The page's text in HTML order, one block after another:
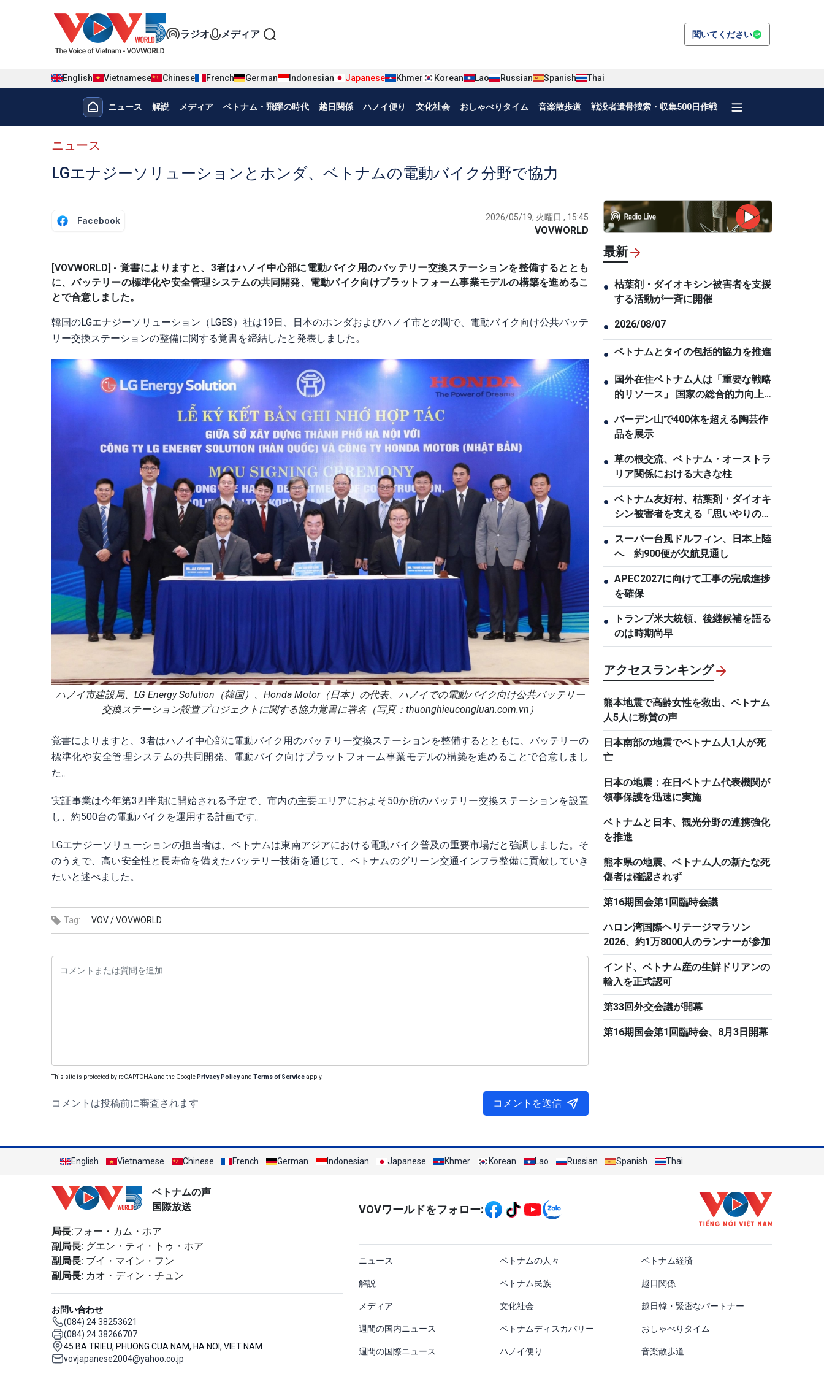
Đa phương tiện tiếng Nhật
ラジオ メディア 聞いてください
English Vietnamese Chinese French German Indonesian Japanese Khmer Korean Lao Russian Spanish Thai
Menu trang chủ tiếng nhật
ニュース 解説 メディア ベトナム・飛躍の時代 越日関係 ハノイ便り 文化社会 おしゃべりタイム 音楽散歩道 戦没者遺骨捜索・収集500日作戦
menu phụ tiếng Nhật
ニュース
LGエナジーソリューションとホンダ、ベトナムの電動バイク分野で協力
Facebook 2026/05/19, 火曜日 , 15:45
VOVWORLD
[VOVWORLD] - 覚書によりますと、3者はハノイ中心部に電動バイク用のバッテリー交換ステーションを整備するととも
に、バッテリーの標準化や安全管理システムの共同開発、電動バイク向けプラットフォーム事業モデルの構築を進めるこ
とで合意しました。
韓国のLGエナジーソリューション（LGES）社は19日、日本のホンダおよびハノイ市との間で、電動バイク向け公共バッテ
リー交換ステーションの整備に関する覚書を締結したと発表しました。
ハノイ市建設局、LG Energy Solution（韓国）、Honda Motor（日本）の代表、ハノイでの電動バイク向け公共バッテリー
交換ステーション設置プロジェクトに関する協力覚書に署名（写真：thuonghieucongluan.com.vn）
覚書によりますと、3者はハノイ中心部に電動バイク用のバッテリー交換ステーションを整備するとともに、バッテリーの
標準化や安全管理システムの共同開発、電動バイク向けプラットフォーム事業モデルの構築を進めることで合意しまし
た。
実証事業は今年第3四半期に開始される予定で、市内の主要エリアにおよそ50か所のバッテリー交換ステーションを設置
し、約500台の電動バイクを運用する計画です。
LGエナジーソリューションの担当者は、ベトナムは東南アジアにおける電動バイク普及の重要市場だと強調しました。そ
のうえで、高い安全性と長寿命を備えたバッテリー技術を通じて、ベトナムのグリーン交通インフラ整備に貢献していき
たいと述べました。
Tag: VOV /VOVWORLD
This site is protected by reCAPTCHA and the Google Privacy Policyand Terms of Serviceapply.
コメントは投稿前に審査されます コメントを送信
最新
● 枯葉剤・ダイオキシン被害者を支援
する活動が一斉に開催
● 2026/08/07
● ベトナムとタイの包括的協力を推進
●
国外在住ベトナム人は「重要な戦略
的リソース」 国家の総合的力向上
に貢献
● バーデン山で400体を超える陶芸作
品を展示
● 草の根交流、ベトナム・オーストラ
リア関係における大きな柱
● ベトナム友好村、枯葉剤・ダイオキ
シン被害者を支える「思いやりの
家」
● スーパー台風ドルフィン、日本上陸
へ 約900便が欠航見通し
● APEC2027に向けて工事の完成進捗
を確保
●
トランプ米大統領、後継候補を語る
のは時期尚早
アクセスランキング
熊本地震で高齢女性を救出、ベトナム
人5人に称賛の声
日本南部の地震でベトナム人1人が死
亡
日本の地震：在日ベトナム代表機関が
領事保護を迅速に実施
ベトナムと日本、観光分野の連携強化
を推進
熊本県の地震、ベトナム人の新たな死
傷者は確認されず
第16期国会第1回臨時会議
ハロン湾国際ヘリテージマラソン
2026、約1万8000人のランナーが参加
インド、ベトナム産の生鮮ドリアンの
輸入を正式認可
第33回外交会議が開幕
第16期国会第1回臨時会、8月3日開幕
English Vietnamese Chinese French German Indonesian Japanese Khmer Korean Lao Russian Spanish Thai
ベトナムの声
国際放送
局長:フォー・カム・ホア
副局長: グエン・ティ・トゥ・ホア
副局長: ブイ・マイン・フン
副局長: カオ・ディン・チュン
お問い合わせ
(084) 24 38253621
(084) 24 38266707
45 BA TRIEU, PHUONG CUA NAM, HA NOI, VIET NAM
vovjapanese2004@yahoo.co.jp
VOVワールドをフォロー:
menu footer tiếng Nhật
ニュース ベトナムの人々 ベトナム経済
解説 ベトナム民族 越日関係
メディア 文化社会 越日韓・緊密なパートナー
週間の国内ニュース ベトナムディスカバリー おしゃべりタイム
週間の国際ニュース ハノイ便り 音楽散歩道